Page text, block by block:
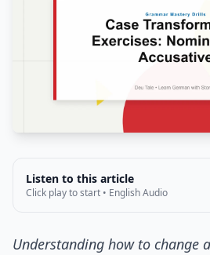
Listen to this article
Click play to start • English Audio
Understanding how to change